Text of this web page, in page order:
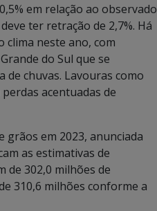
em relação ao observado
ter retração de 2,7%. Há
clima neste ano, com
do Sul que se
chuvas. Lavouras como
acentuadas de
grãos em 2023, anunciada
as estimativas de
de 302,0 milhões de
310,6 milhões conforme a